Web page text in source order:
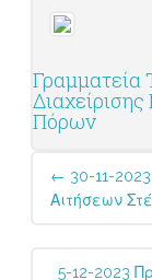
Γραμματεία
Πόρων
Post
← 30-11-
Αιτήσεων
5-12-2023